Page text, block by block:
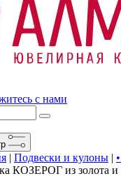
с нами
| Подвески и кулоны |
КОЗЕРОГ из золота и